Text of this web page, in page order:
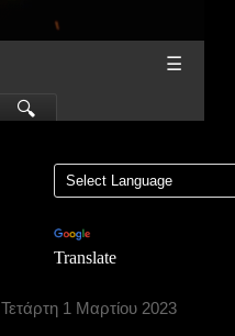
☰
🔍
Translate
Τετάρτη 1 Μαρτίου 2023